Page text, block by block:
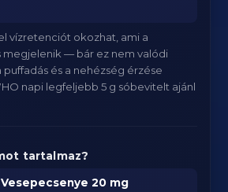
vízretenciót okozhat, ami a
megjelenik — bár ez nem valódi
puffadás és a nehézség érzése
napi legfeljebb 5 g sóbevitelt ajánl
tartalmaz?
20 mg